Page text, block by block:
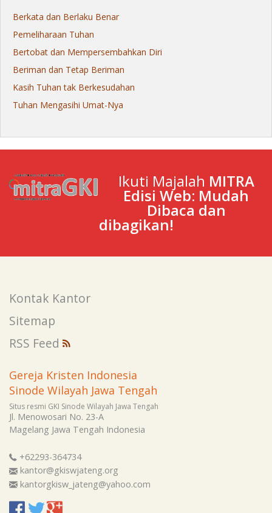
Berkata dan Berlaku Benar
Pemeliharaan Tuhan
Bertobat dan Mempersembahkan Diri
Beriman dan Tetap Beriman
Kasih Tuhan tak Berkesudahan
Tuhan Mengasihi Umat-Nya
Ikuti Majalah MITRA
Edisi Web: Mudah
Dibaca dan
dibagikan!
Kontak Kantor
Sitemap
RSS Feed
Gereja Kristen Indonesia
Sinode Wilayah Jawa Tengah
Situs resmi GKI Sinode Wilayah Jawa Tengah
Jl. Menowosari No. 23-A
Magelang Jawa Tengah Indonesia
+62293-364734
kantor@gkiswjateng.org
kantorgkisw_jateng@yahoo.com